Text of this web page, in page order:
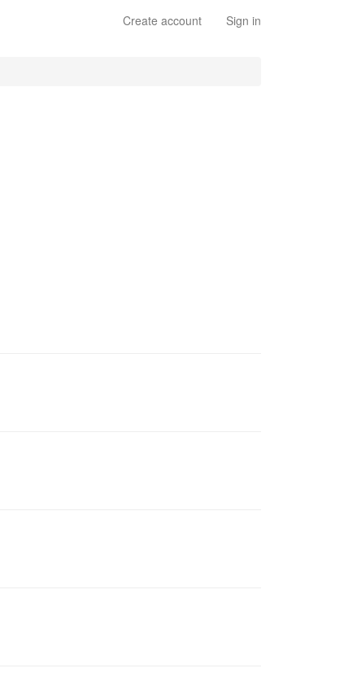
Create account Sign in